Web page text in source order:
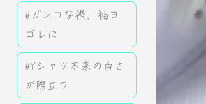
#ガンコな襟、袖ヨ
ゴレに
#Yシャツ本来の白さ
が際立つ